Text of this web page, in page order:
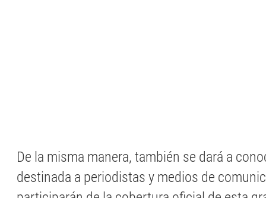
De la misma manera, también se dará a
destinada a periodistas y medios de